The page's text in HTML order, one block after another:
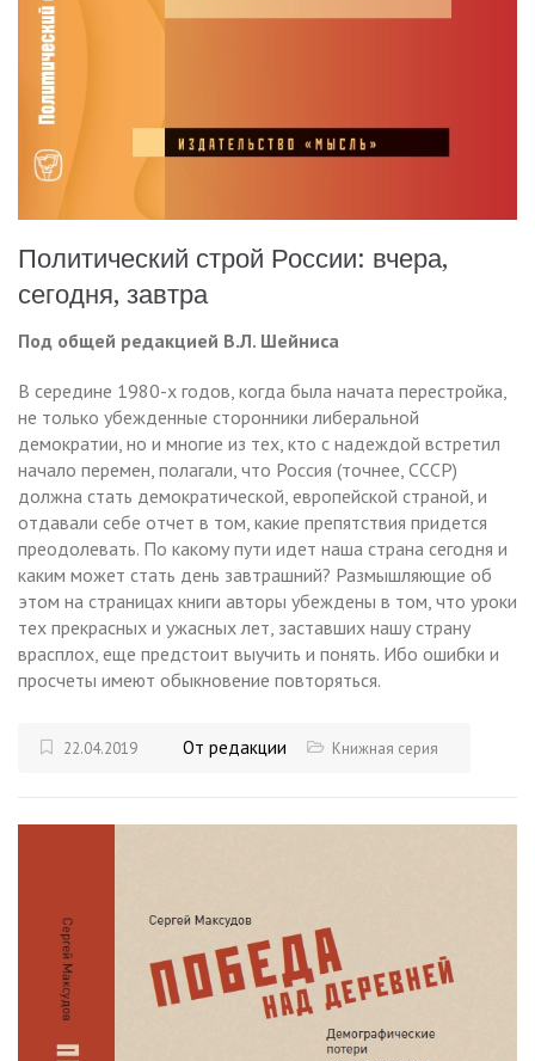
Политический строй России: вчера,
сегодня, завтра
Под общей редакцией В.Л. Шейниса
В середине 1980-х годов, когда была начата перестройка,
не только убежденные сторонники либеральной
демократии, но и многие из тех, кто с надеждой встретил
начало перемен, полагали, что Россия (точнее, СССР)
должна стать демократической, европейской страной, и
отдавали себе отчет в том, какие препятствия придется
преодолевать. По какому пути идет наша страна сегодня и
каким может стать день завтрашний? Размышляющие об
этом на страницах книги авторы убеждены в том, что уроки
тех прекрасных и ужасных лет, заставших нашу страну
врасплох, еще предстоит выучить и понять. Ибо ошибки и
просчеты имеют обыкновение повторяться.
22.04.2019 От редакции Книжная серия